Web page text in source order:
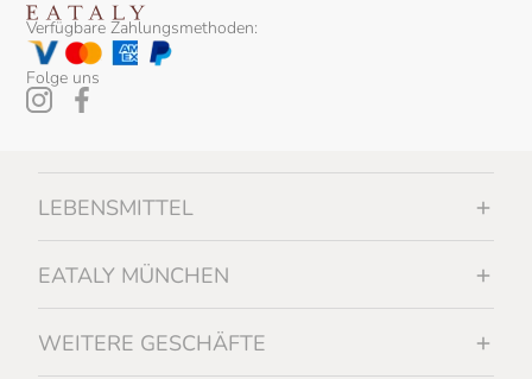
Verfügbare Zahlungsmethoden:
Folge uns
LEBENSMITTEL
EATALY MÜNCHEN
WEITERE GESCHÄFTE